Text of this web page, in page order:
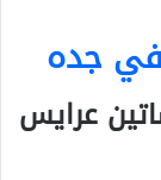
جده
عرايس